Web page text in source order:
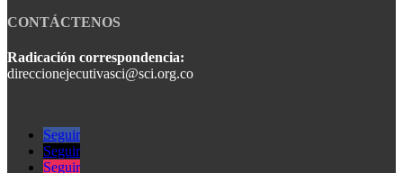
CONTÁCTENOS
Radicación correspondencia:
direccionejecutivasci@sci.org.co
Seguir
Seguir
Seguir